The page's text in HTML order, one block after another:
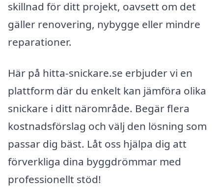
skillnad för ditt projekt, oavsett om det
gäller renovering, nybygge eller mindre
reparationer.
Här på hitta-snickare.se erbjuder vi en
plattform där du enkelt kan jämföra olika
snickare i ditt närområde. Begär flera
kostnadsförslag och välj den lösning som
passar dig bäst. Låt oss hjälpa dig att
förverkliga dina byggdrömmar med
professionellt stöd!